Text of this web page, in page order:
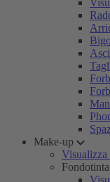
Make-up
Visualizza
Fondotinta